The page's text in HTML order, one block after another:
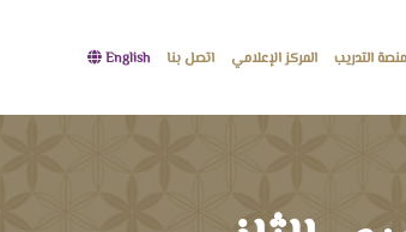
منصة التدريب المركز الإعلامي اتصل بنا English